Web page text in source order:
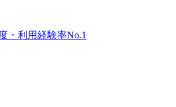
・利用経験率No.1